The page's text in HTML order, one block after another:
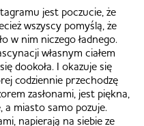
jest poczucie, że
wszyscy pomyślą, że
w nim niczego ładnego.
własnym ciałem
dookoła. I okazuje się
codziennie przechodzę
zasłonami, jest piękna,
a miasto samo pozuje.
napierają na siebie ze